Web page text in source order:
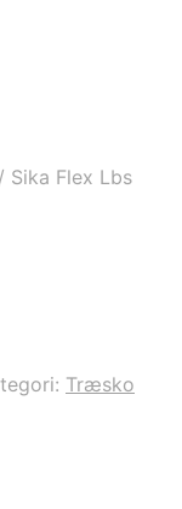
/ Sika Flex Lbs
Træsko